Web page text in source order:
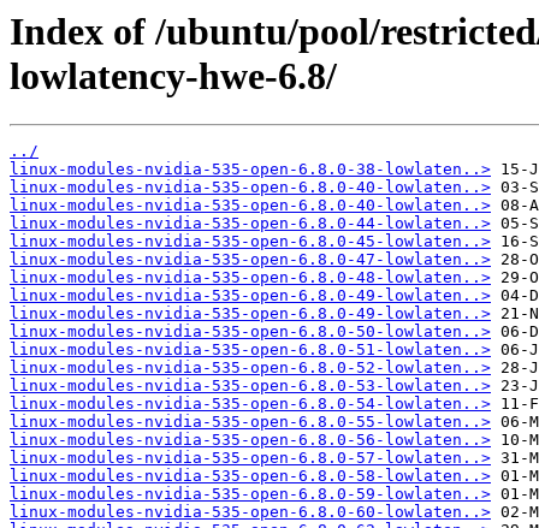
Index of /ubuntu/pool/
lowlatency-hwe-6.8/
../
linux-modules-nvidia-535-open-6.8.0-38-lowlaten..>
linux-modules-nvidia-535-open-6.8.0-40-lowlaten..>
linux-modules-nvidia-535-open-6.8.0-40-lowlaten..>
linux-modules-nvidia-535-open-6.8.0-44-lowlaten..>
linux-modules-nvidia-535-open-6.8.0-45-lowlaten..>
linux-modules-nvidia-535-open-6.8.0-47-lowlaten..>
linux-modules-nvidia-535-open-6.8.0-48-lowlaten..>
linux-modules-nvidia-535-open-6.8.0-49-lowlaten..>
linux-modules-nvidia-535-open-6.8.0-49-lowlaten..>
linux-modules-nvidia-535-open-6.8.0-50-lowlaten..>
linux-modules-nvidia-535-open-6.8.0-51-lowlaten..>
linux-modules-nvidia-535-open-6.8.0-52-lowlaten..>
linux-modules-nvidia-535-open-6.8.0-53-lowlaten..>
linux-modules-nvidia-535-open-6.8.0-54-lowlaten..>
linux-modules-nvidia-535-open-6.8.0-55-lowlaten..>
linux-modules-nvidia-535-open-6.8.0-56-lowlaten..>
linux-modules-nvidia-535-open-6.8.0-57-lowlaten..>
linux-modules-nvidia-535-open-6.8.0-58-lowlaten..>
linux-modules-nvidia-535-open-6.8.0-59-lowlaten..>
linux-modules-nvidia-535-open-6.8.0-60-lowlaten..>